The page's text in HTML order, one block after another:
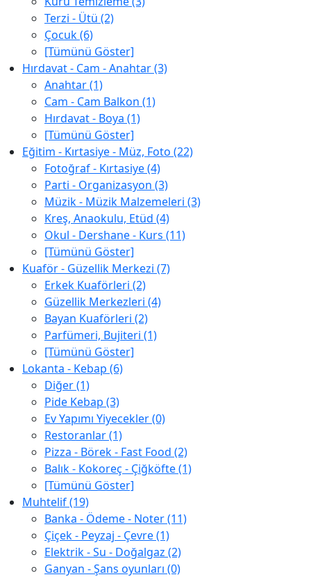
Terzi - Ütü (2)
Çocuk (6)
[Tümünü Göster]
Hırdavat - Cam - Anahtar (3)
Anahtar (1)
Cam - Cam Balkon (1)
Hırdavat - Boya (1)
[Tümünü Göster]
Eğitim - Kırtasiye - Müz, Foto (22)
Fotoğraf - Kırtasiye (4)
Parti - Organizasyon (3)
Müzik - Müzik Malzemeleri (3)
Kreş, Anaokulu, Etüd (4)
Okul - Dershane - Kurs (11)
[Tümünü Göster]
Kuaför - Güzellik Merkezi (7)
Erkek Kuaförleri (2)
Güzellik Merkezleri (4)
Bayan Kuaförleri (2)
Parfümeri, Bujiteri (1)
[Tümünü Göster]
Lokanta - Kebap (6)
Diğer (1)
Pide Kebap (3)
Ev Yapımı Yiyecekler (0)
Restoranlar (1)
Pizza - Börek - Fast Food (2)
Balık - Kokoreç - Çiğköfte (1)
[Tümünü Göster]
Muhtelif (19)
Banka - Ödeme - Noter (11)
Çiçek - Peyzaj - Çevre (1)
Elektrik - Su - Doğalgaz (2)
Ganyan - Şans oyunları (0)